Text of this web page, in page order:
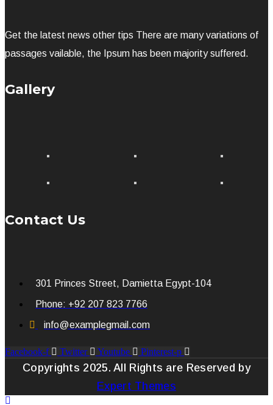
Get the latest news other tips There are many variations of
passages vailable, the Ipsum has been majority suffered.
Gallery
Contact Us
301 Princes Street, Damietta Egypt-104
Phone: +92 207 823 7766
info@examplegmail.com
Facebook-f Twitter Youtube Pinterest-p
Copyrights 2025. All Rights are Reserved by
Expert Themes